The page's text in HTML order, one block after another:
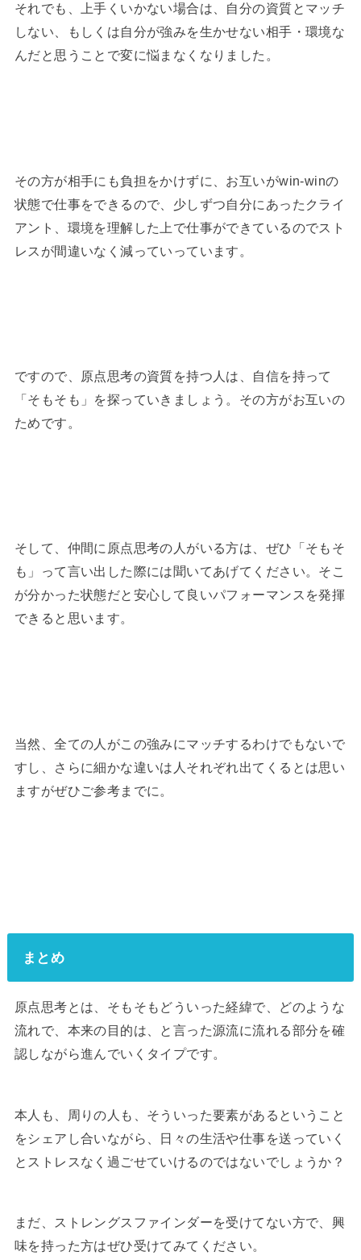
それでも、上手くいかない場合は、自分の資質とマッチ
しない、もしくは自分が強みを生かせない相手・環境な
んだと思うことで変に悩まなくなりました。
その方が相手にも負担をかけずに、お互いがwin-winの
状態で仕事をできるので、少しずつ自分にあったクライ
アント、環境を理解した上で仕事ができているのでスト
レスが間違いなく減っていっています。
ですので、原点思考の資質を持つ人は、自信を持って
「そもそも」を探っていきましょう。その方がお互いの
ためです。
そして、仲間に原点思考の人がいる方は、ぜひ「そもそ
も」って言い出した際には聞いてあげてください。そこ
が分かった状態だと安心して良いパフォーマンスを発揮
できると思います。
当然、全ての人がこの強みにマッチするわけでもないで
すし、さらに細かな違いは人それぞれ出てくるとは思い
ますがぜひご参考までに。
まとめ
原点思考とは、そもそもどういった経緯で、どのような
流れで、本来の目的は、と言った源流に流れる部分を確
認しながら進んでいくタイプです。
本人も、周りの人も、そういった要素があるということ
をシェアし合いながら、日々の生活や仕事を送っていく
とストレスなく過ごせていけるのではないでしょうか？
まだ、ストレングスファインダーを受けてない方で、興
味を持った方はぜひ受けてみてください。